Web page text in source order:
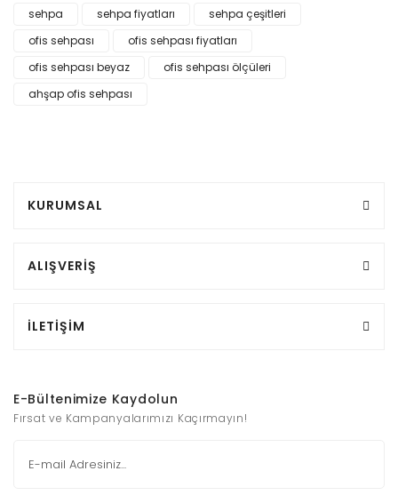
sehpa
sehpa fiyatları
sehpa çeşitleri
ofis sehpası
ofis sehpası fiyatları
ofis sehpası beyaz
ofis sehpası ölçüleri
ahşap ofis sehpası
KURUMSAL
ALIŞVERİŞ
İLETİŞİM
E-Bültenimize Kaydolun
Fırsat ve Kampanyalarımızı Kaçırmayın!